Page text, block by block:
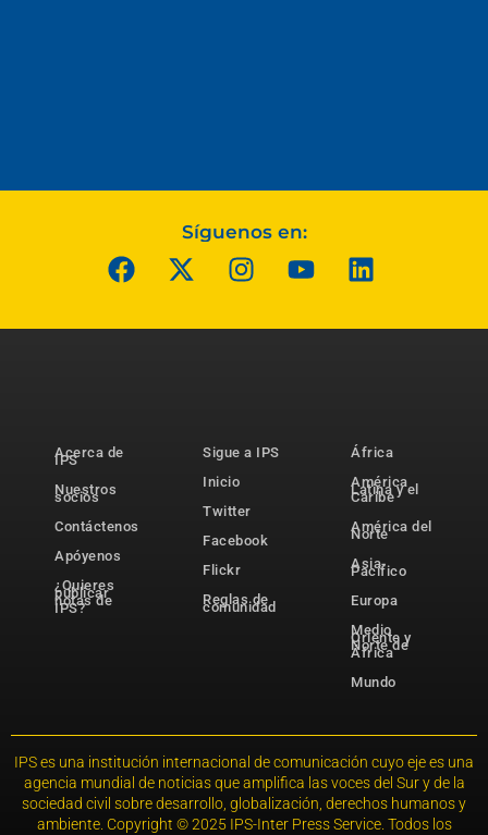
Síguenos en:
Acerca de
IPS
Nuestros
socios
Contáctenos
Apóyenos
¿Quieres
publicar
notas de
IPS?
Sigue a IPS
Inicio
Twitter
Facebook
Flickr
Reglas de
comunidad
África
América
Latina y el
Caribe
América del
Norte
Asia-
Pacífico
Europa
Medio
Oriente y
Norte de
África
Mundo
IPS es una institución internacional de comunicación cuyo eje es una
agencia mundial de noticias que amplifica las voces del Sur y de la
sociedad civil sobre desarrollo, globalización, derechos humanos y
ambiente. Copyright © 2025 IPS-Inter Press Service. Todos los